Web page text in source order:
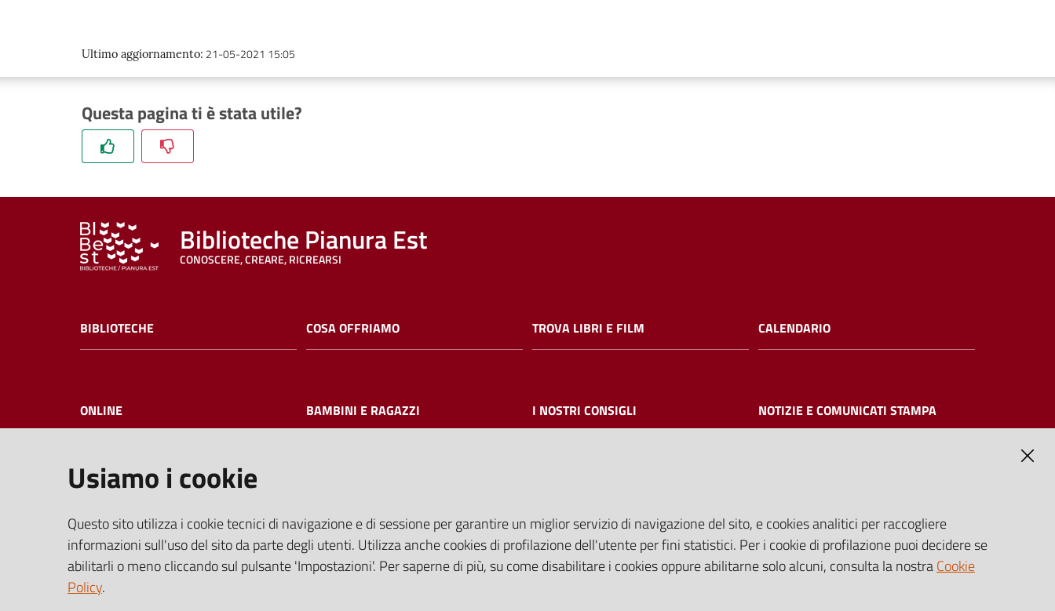
Ultimo aggiornamento: 21-05-2021 15:05
Questa pagina ti è stata utile?
Biblioteche Pianura Est
CONOSCERE, CREARE, RICREARSI
BIBLIOTECHE COSA OFFRIAMO TROVA LIBRI E FILM CALENDARIO
ONLINE BAMBINI E RAGAZZI I NOSTRI CONSIGLI NOTIZIE E COMUNICATI STAMPA
I NOSTRI EVENTI
I dati personali pubblicati sono riutilizzabili
solo alle condizioni previste dalla direttiva
comunitaria 2003/98/CE e dal d.lgs.
Usiamo i cookie
Questo sito utilizza i cookie tecnici di navigazione e di sessione per garantire un miglior servizio di navigazione del sito, e cookies analitici per raccogliere
informazioni sull'uso del sito da parte degli utenti. Utilizza anche cookies di profilazione dell'utente per fini statistici. Per i cookie di profilazione puoi decidere se
abilitarli o meno cliccando sul pulsante 'Impostazioni'. Per saperne di più, su come disabilitare i cookies oppure abilitarne solo alcuni, consulta la nostraCookie
Policy.